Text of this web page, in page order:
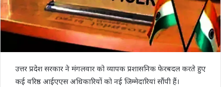
उत्तर प्रदेश सरकार ने मंगलवार को व्यापक प्रशासनिक फेरबदल करते हुए
कई वरिष्ठ आईएएस अधिकारियों को नई जिम्मेदारियां सौंपी हैं।